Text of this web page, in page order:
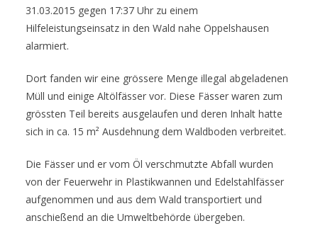
31.03.2015 gegen 17:37 Uhr zu einem
Hilfeleistungseinsatz in den Wald nahe Oppelshausen
alarmiert.
Dort fanden wir eine grössere Menge illegal abgeladenen
Müll und einige Altölfässer vor. Diese Fässer waren zum
grössten Teil bereits ausgelaufen und deren Inhalt hatte
sich in ca. 15 m² Ausdehnung dem Waldboden verbreitet.
Die Fässer und er vom Öl verschmutzte Abfall wurden
von der Feuerwehr in Plastikwannen und Edelstahlfässer
aufgenommen und aus dem Wald transportiert und
anschießend an die Umweltbehörde übergeben.